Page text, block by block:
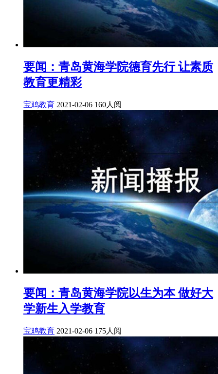
要闻：青岛黄海学院德育先行 让素质
教育更精彩
宝鸡教育 2021-02-06 160人阅
要闻：青岛黄海学院以生为本 做好大
学新生入学教育
宝鸡教育 2021-02-06 175人阅